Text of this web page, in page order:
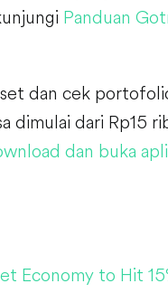
Panduan
dan cek
dimulai dari Rp15
dan buka
Economy to Hit